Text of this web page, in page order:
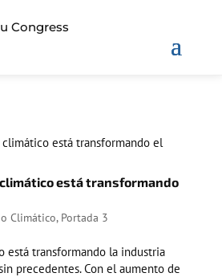
climático está transformando
Climático, Portada 3
está transformando la industria
precedentes. Con el aumento de